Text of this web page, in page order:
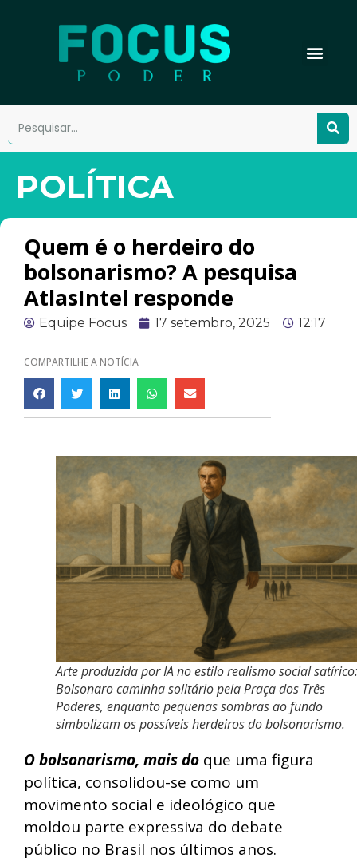
POLÍTICA
Quem é o herdeiro do
bolsonarismo? A pesquisa
AtlasIntel responde
Equipe Focus 17 setembro, 2025 12:17
COMPARTILHE A NOTÍCIA
Arte produzida por IA no estilo realismo social satírico:
Bolsonaro caminha solitário pela Praça dos Três
Poderes, enquanto pequenas sombras ao fundo
simbolizam os possíveis herdeiros do bolsonarismo.
O bolsonarismo, mais do que uma figura
política, consolidou-se como um
movimento social e ideológico que
moldou parte expressiva do debate
público no Brasil nos últimos anos.